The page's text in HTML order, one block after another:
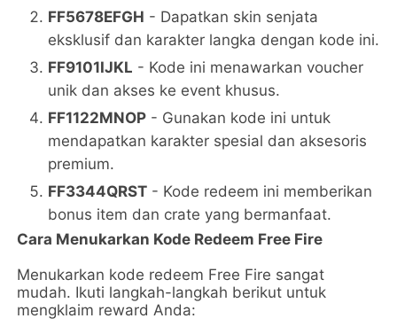
FF5678EFGH - Dapatkan skin senjata
eksklusif dan karakter langka dengan kode ini.
FF9101IJKL - Kode ini menawarkan voucher
unik dan akses ke event khusus.
FF1122MNOP - Gunakan kode ini untuk
mendapatkan karakter spesial dan aksesoris
premium.
FF3344QRST - Kode redeem ini memberikan
bonus item dan crate yang bermanfaat.
Cara Menukarkan Kode Redeem Free Fire
Menukarkan kode redeem Free Fire sangat
mudah. Ikuti langkah-langkah berikut untuk
mengklaim reward Anda: